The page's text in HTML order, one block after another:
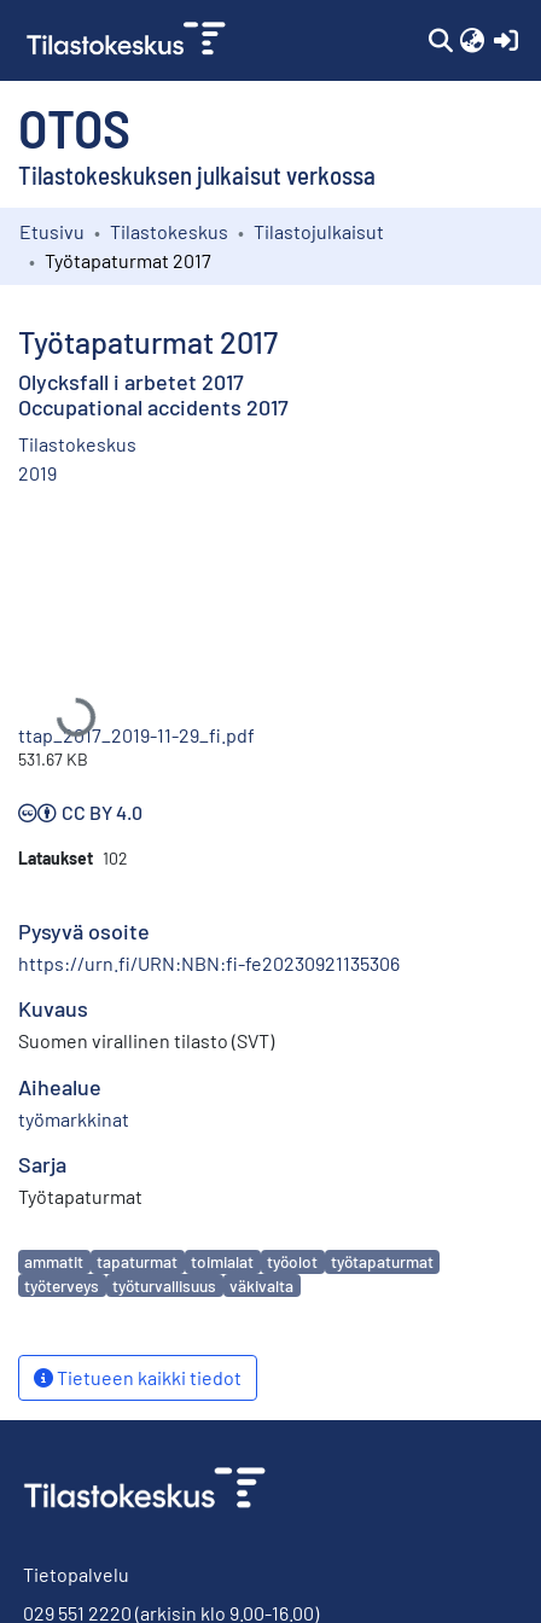
OTOS
Tilastokeskuksen julkaisut verkossa
Kokoelmat
Etusivu Tilastokeskus
Tilastojulkaisut
Työtapaturmat 2017
Työtapaturmat 2017
Olycksfall i arbetet 2017
Occupational accidents 2017
Tilastokeskus
2019
Ladataan...
ttap_2017_2019-11-29_fi.pdf
531.67 KB
CC BY 4.0
Lataukset 102
Pysyvä osoite
https://urn.fi/URN:NBN:fi-fe20230921135306
Kuvaus
Suomen virallinen tilasto (SVT)
Aihealue
työmarkkinat
Sarja
Työtapaturmat
Avainsanat
ammatit tapaturmat toimialat työolot
työtapaturmat
työterveys
työturvallisuus väkivalta
Tietueen kaikki tiedot
Tietopalvelu
029 551 2220 (arkisin klo 9.00-16.00)